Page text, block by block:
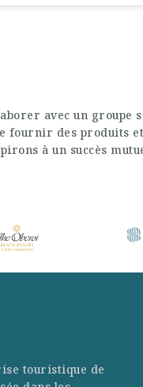
avec un groupe
des produits
à un succès
touristique de